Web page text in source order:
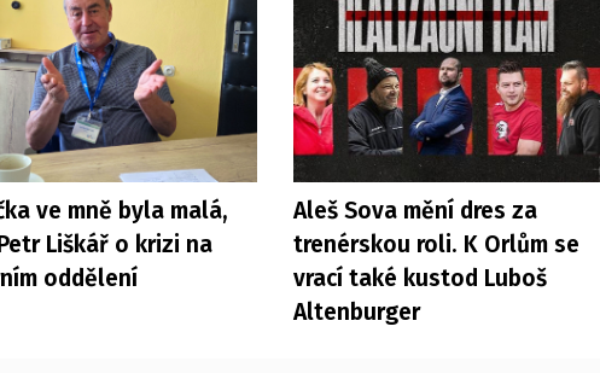
ve mně byla malá,
Liškář o krizi na
oddělení
Aleš Sova mění dres za
trenérskou roli. K Orlům se
vrací také kustod Luboš
Altenburger